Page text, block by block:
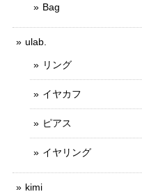
Bag
ulab.
リング
イヤカフ
ピアス
イヤリング
kimi